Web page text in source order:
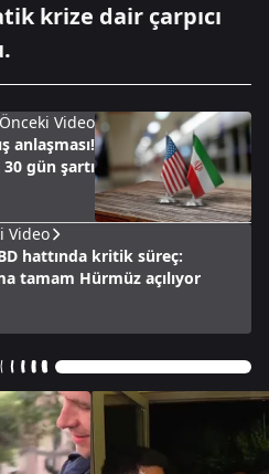
krize dair çarpıcı
Önceki Video
anlaşması!
gün şartı
Video
hattında kritik süreç:
tamam Hürmüz açılıyor